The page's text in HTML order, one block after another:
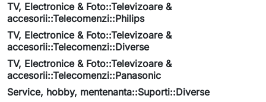
TV, Electronice & Foto::Televizoare &
accesorii::Telecomenzi::Philips
TV, Electronice & Foto::Televizoare &
accesorii::Telecomenzi::Diverse
TV, Electronice & Foto::Televizoare &
accesorii::Telecomenzi::Panasonic
Service, hobby, mentenanta::Suporti::Diverse